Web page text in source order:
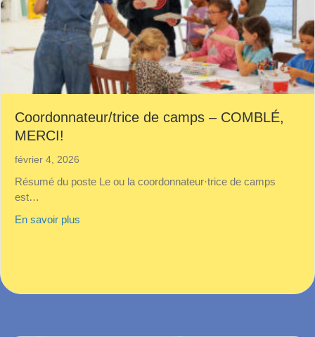
Coordonnateur/trice de camps – COMBLÉ,
MERCI!
février 4, 2026
Résumé du poste Le ou la coordonnateur·trice de camps
est…
En savoir plus